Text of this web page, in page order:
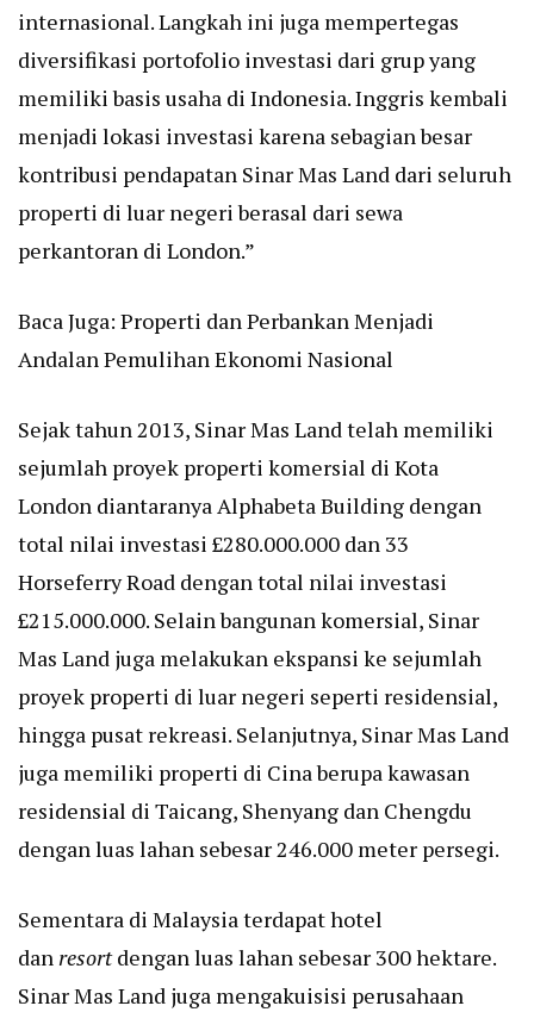
internasional. Langkah ini juga mempertegas
diversifikasi portofolio investasi dari grup yang
memiliki basis usaha di Indonesia. Inggris kembali
menjadi lokasi investasi karena sebagian besar
kontribusi pendapatan Sinar Mas Land dari seluruh
properti di luar negeri berasal dari sewa
perkantoran di London.”
Baca Juga: Properti dan Perbankan Menjadi
Andalan Pemulihan Ekonomi Nasional
Sejak tahun 2013, Sinar Mas Land telah memiliki
sejumlah proyek properti komersial di Kota
London diantaranya Alphabeta Building dengan
total nilai investasi £280.000.000 dan 33
Horseferry Road dengan total nilai investasi
£215.000.000. Selain bangunan komersial, Sinar
Mas Land juga melakukan ekspansi ke sejumlah
proyek properti di luar negeri seperti residensial,
hingga pusat rekreasi. Selanjutnya, Sinar Mas Land
juga memiliki properti di Cina berupa kawasan
residensial di Taicang, Shenyang dan Chengdu
dengan luas lahan sebesar 246.000 meter persegi.
Sementara di Malaysia terdapat hotel
danresortdengan luas lahan sebesar 300 hektare.
Sinar Mas Land juga mengakuisisi perusahaan